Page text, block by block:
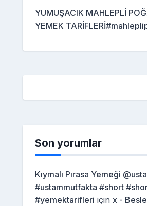
YUMUŞACIK MAHLEPLİ
YEMEK
Son yorumlar
Kıymalı Pırasa Yemeği
#ustammutfakta #short
#yemektarifleri için x -